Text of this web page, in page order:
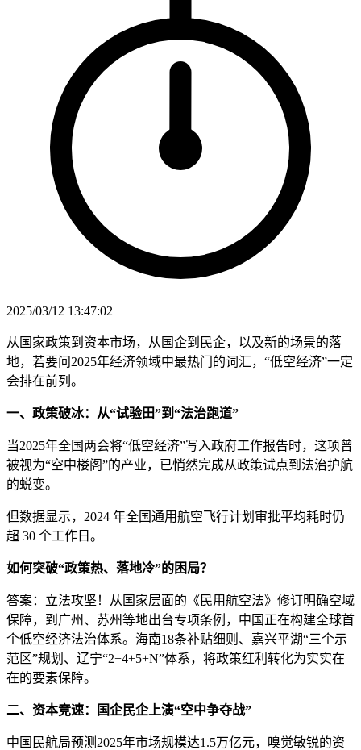
2025/03/12 13:47:02
从国家政策到资本市场，从国企到民企，以及新的场景的落
地，若要问2025年经济领域中最热门的词汇，“低空经济”一定
会排在前列。
一、政策破冰：从“试验田”到“法治跑道”
当2025年全国两会将“低空经济”写入政府工作报告时，这项曾
被视为“空中楼阁”的产业，已悄然完成从政策试点到法治护航
的蜕变。
但数据显示，2024 年全国通用航空飞行计划审批平均耗时仍
超 30 个工作日。
如何突破“政策热、落地冷”的困局？
答案：立法攻坚！从国家层面的《民用航空法》修订明确空域
保障，到广州、苏州等地出台专项条例，中国正在构建全球首
个低空经济法治体系。海南18条补贴细则、嘉兴平湖“三个示
范区”规划、辽宁“2+4+5+N”体系，将政策红利转化为实实在
在的要素保障。
二、资本竞速：国企民企上演“空中争夺战”
中国民航局预测2025年市场规模达1.5万亿元，嗅觉敏锐的资